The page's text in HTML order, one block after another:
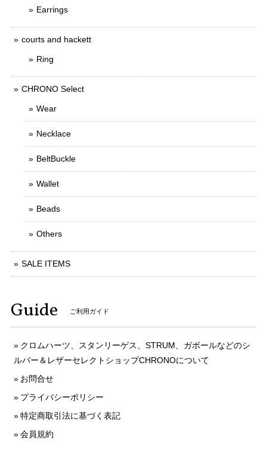
Earrings
courts and hackett
Ring
CHRONO Select
Wear
Necklace
BeltBuckle
Wallet
Beads
Others
SALE ITEMS
Guide ご利用ガイド
クロムハーツ、スタンリーゲス、STRUM、ガボールなどのシ
ルバー＆レザーセレクトショップCHRONOについて
お問合せ
プライバシーポリシー
特定商取引法に基づく表記
会員規約